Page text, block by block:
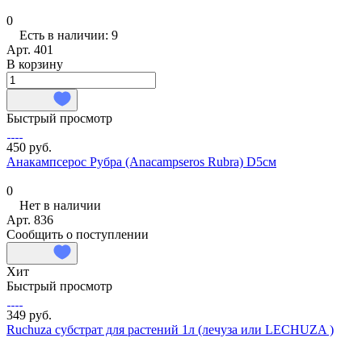
0
Есть в наличии: 9
Арт. 401
В корзину
Быстрый просмотр
450 руб.
Анакампсерос Рубра (Anacampseros Rubra) D5см
0
Нет в наличии
Арт. 836
Сообщить о поступлении
Хит
Быстрый просмотр
349 руб.
Ruchuza субстрат для растений 1л (лечуза или LECHUZA )